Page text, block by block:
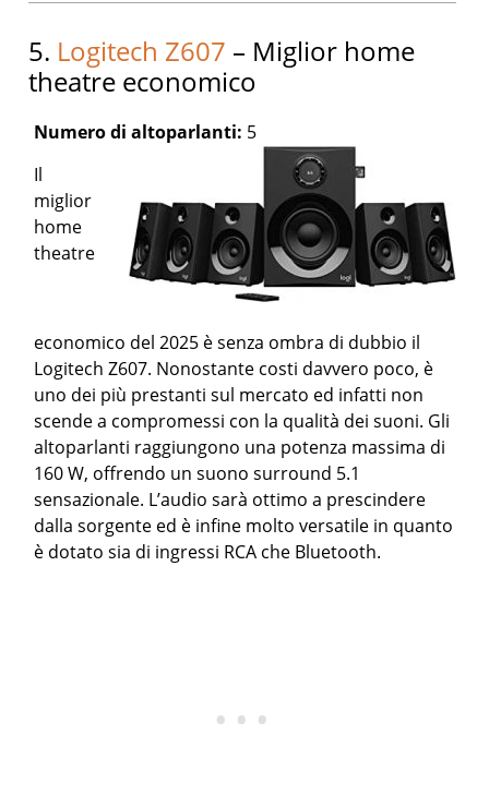
5. Logitech Z607 – Miglior home
theatre economico
Numero di altoparlanti: 5
Il
miglior
home
theatre
economico del 2025 è senza ombra di dubbio il
Logitech Z607. Nonostante costi davvero poco, è
uno dei più prestanti sul mercato ed infatti non
scende a compromessi con la qualità dei suoni. Gli
altoparlanti raggiungono una potenza massima di
160 W, offrendo un suono surround 5.1
sensazionale. L’audio sarà ottimo a prescindere
dalla sorgente ed è infine molto versatile in quanto
è dotato sia di ingressi RCA che Bluetooth.